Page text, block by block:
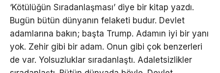
‘Kötülüğün Sıradanlaşması’ diye bir kitap yazdı.
Bugün bütün dünyanın felaketi budur. Devlet
adamlarına bakın; başta Trump. Adamın iyi bir yanı
yok. Zehir gibi bir adam. Onun gibi çok benzerleri
de var. Yolsuzluklar sıradanlaştı. Adaletsizlikler